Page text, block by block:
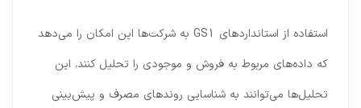
استفاده از استانداردهای GS1 به شرکت‌ها این امکان را می‌دهد
که داده‌های مربوط به فروش و موجودی را تحلیل کنند. این
تحلیل‌ها می‌توانند به شناسایی روندهای مصرف و پیش‌بینی